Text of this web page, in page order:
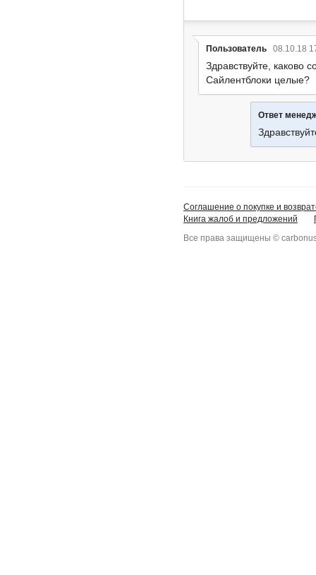
Пользователь 08.10.18
Здравствуйте, каково
Сайлентблоки целые?
Ответ
Соглашение о покупке и
Книга жалоб и предложений
Все права защищены ©